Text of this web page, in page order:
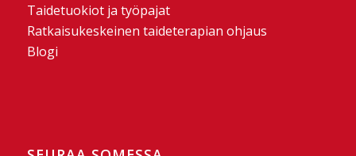
Taidetuokiot ja työpajat
Ratkaisukeskeinen taideterapian ohjaus
Blogi